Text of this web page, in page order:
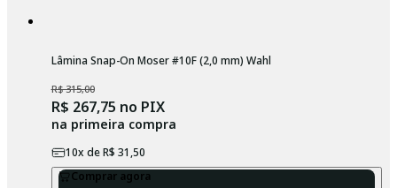
Lâmina Snap-On Moser #10F (2,0 mm) Wahl
R$ 315,00
R$ 267,75 no PIX
na primeira compra
10x deR$ 31,50
Comprar agora